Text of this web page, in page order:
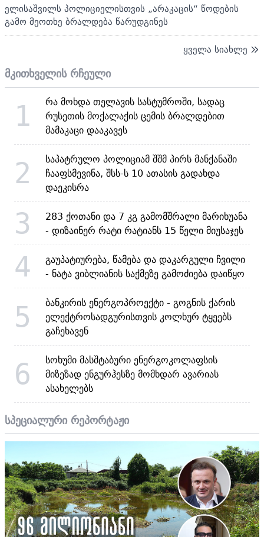
ელისაშვილს პოლიციელისთვის „არაკაცის“ წოდების
გამო მეოთხე ბრალდება წარუდგინეს
ყველა სიახლე
მკითხველის რჩეული
1
რა მოხდა თელავის სასტუმროში, სადაც
რუსეთის მოქალაქის ცემის ბრალდებით
მამაკაცი დააკავეს
2
საპატრულო პოლიციამ შშმ პირს მანქანაში
ჩააფსმევინა, შსს-ს 10 ათასის გადახდა
დაეკისრა
3
283 ქოთანი და 7 კგ გამომშრალი მარიხუანა
- დიზაინერ რატი რატიანს 15 წელი მიუსაჯეს
4
გაუპატიურება, წამება და დაკარგული ჩვილი
- ნატა ვიბლიანის საქმეზე გამოძიება დაიწყო
5
ბანკირის ენერგოპროექტი - გოგნის ქარის
ელექტროსადგურისთვის კოლხურ ტყეებს
გაჩეხავენ
6
სოხუმი მასშტაბური ენერგოკოლაფსის
მიზეზად ენგურჰესზე მომხდარ ავარიას
ასახელებს
სპეციალური რეპორტაჟი